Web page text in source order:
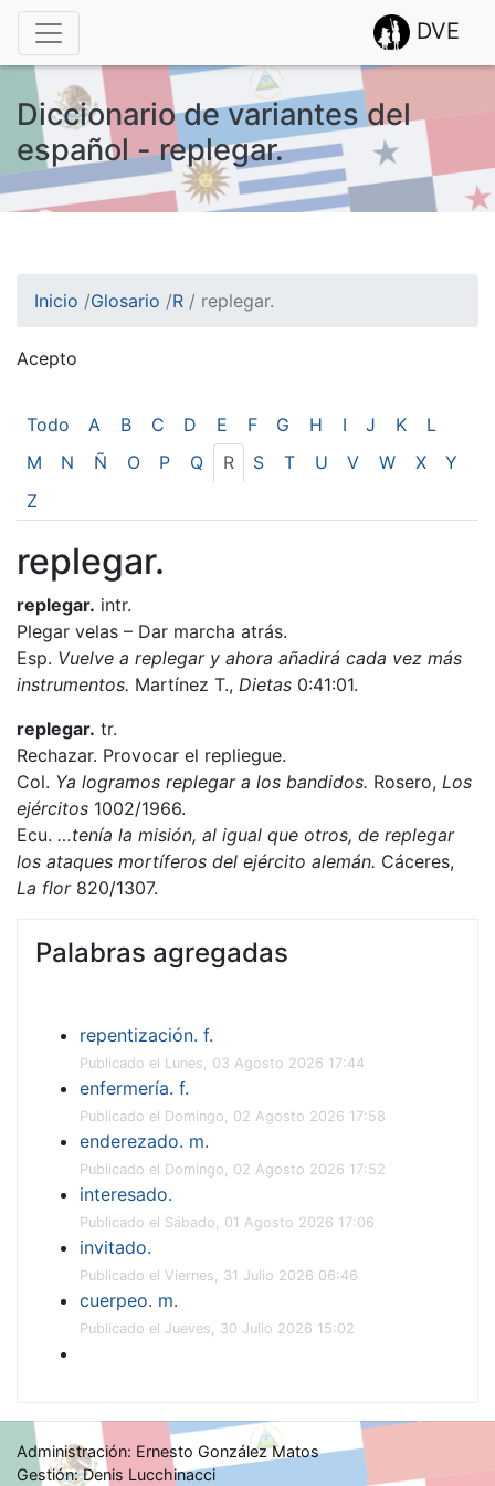
DVE
Diccionario de variantes del
español - replegar.
Inicio /Glosario /R / replegar.
Acepto
Todo A B C D E F G H I J K
L
M
N Ñ O P Q R S T U V W X
Y
Z
replegar.
replegar. intr.
Plegar velas – Dar marcha atrás.
Esp. Vuelve a replegar y ahora añadirá cada vez más
instrumentos. Martínez T., Dietas 0:41:01.
replegar. tr.
Rechazar. Provocar el repliegue.
Col. Ya logramos replegar a los bandidos. Rosero, Los
ejércitos 1002/1966.
Ecu. …tenía la misión, al igual que otros, de replegar
los ataques mortíferos del ejército alemán. Cáceres,
La flor820/1307.
Palabras agregadas
repentización. f.
Publicado el Lunes, 03 Agosto 2026 17:44
enfermería. f.
Publicado el Domingo, 02 Agosto 2026 17:58
enderezado. m.
Publicado el Domingo, 02 Agosto 2026 17:52
interesado.
Publicado el Sábado, 01 Agosto 2026 17:06
invitado.
Publicado el Viernes, 31 Julio 2026 06:46
cuerpeo. m.
Publicado el Jueves, 30 Julio 2026 15:02
Administración: Ernesto González Matos
Gestión: Denis Lucchinacci